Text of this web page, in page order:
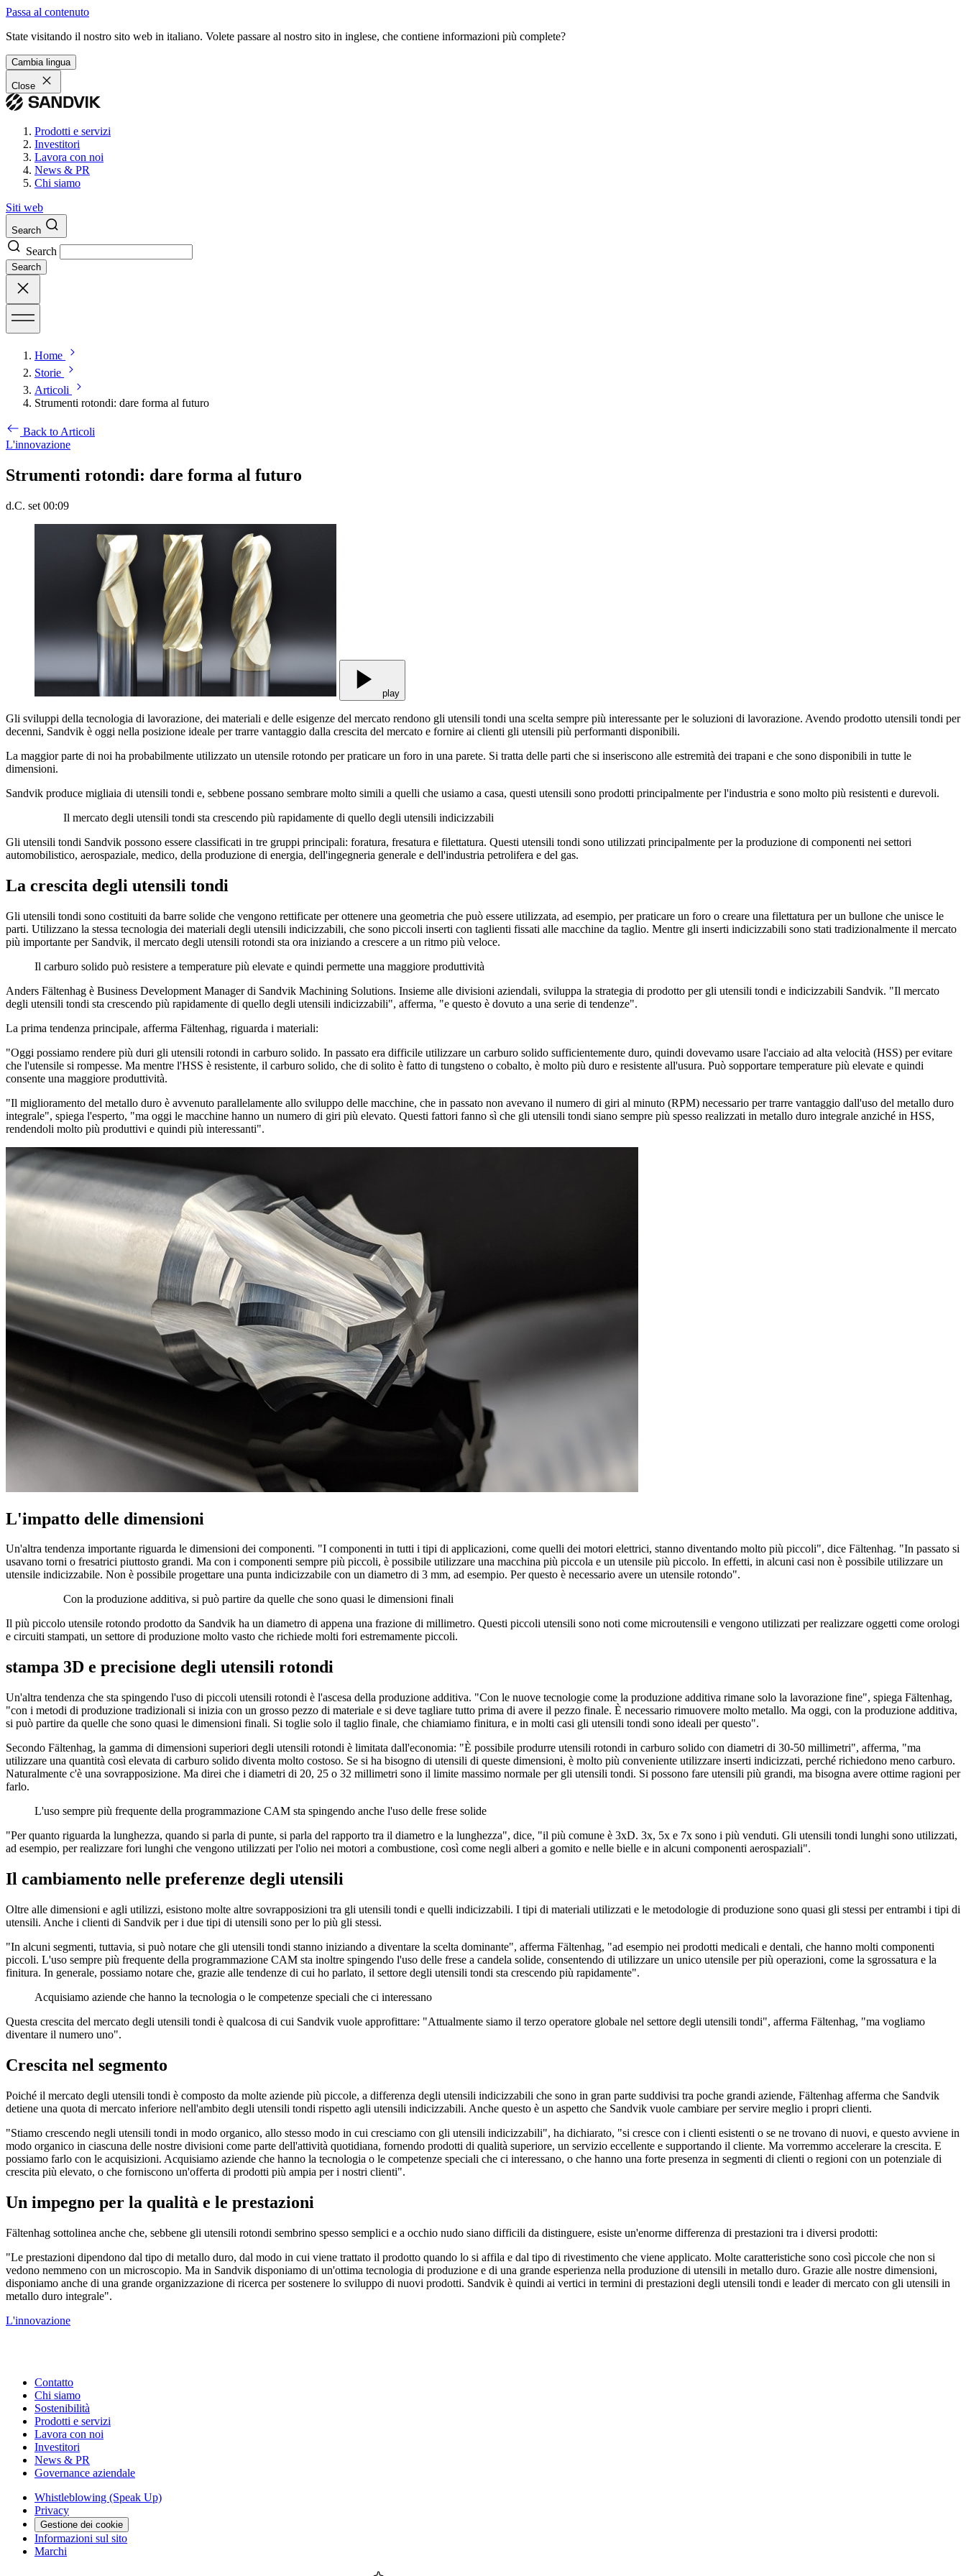
Passa al contenuto
State visitando il nostro sito web in italiano. Volete passare al nostro sito in inglese, che contiene informazioni più complete?
Cambia lingua
Close
Prodotti e servizi
Investitori
Lavora con noi
News & PR
Chi siamo
Siti web
Search
Search
Search
Home
Storie
Articoli
Strumenti rotondi: dare forma al futuro
Back to Articoli
L'innovazione
Strumenti rotondi: dare forma al futuro
d.C. set 00:09
play
Gli sviluppi della tecnologia di lavorazione, dei materiali e delle esigenze del mercato rendono gli utensili tondi una scelta sempre più interessante per le soluzioni di lavorazione. Avendo prodotto utensili tondi per
decenni, Sandvik è oggi nella posizione ideale per trarre vantaggio dalla crescita del mercato e fornire ai clienti gli utensili più performanti disponibili.
La maggior parte di noi ha probabilmente utilizzato un utensile rotondo per praticare un foro in una parete. Si tratta delle parti che si inseriscono alle estremità dei trapani e che sono disponibili in tutte le
dimensioni.
Sandvik produce migliaia di utensili tondi e, sebbene possano sembrare molto simili a quelli che usiamo a casa, questi utensili sono prodotti principalmente per l'industria e sono molto più resistenti e durevoli.
Il mercato degli utensili tondi sta crescendo più rapidamente di quello degli utensili indicizzabili
Gli utensili tondi Sandvik possono essere classificati in tre gruppi principali: foratura, fresatura e filettatura. Questi utensili tondi sono utilizzati principalmente per la produzione di componenti nei settori
automobilistico, aerospaziale, medico, della produzione di energia, dell'ingegneria generale e dell'industria petrolifera e del gas.
La crescita degli utensili tondi
Gli utensili tondi sono costituiti da barre solide che vengono rettificate per ottenere una geometria che può essere utilizzata, ad esempio, per praticare un foro o creare una filettatura per un bullone che unisce le
parti. Utilizzano la stessa tecnologia dei materiali degli utensili indicizzabili, che sono piccoli inserti con taglienti fissati alle macchine da taglio. Mentre gli inserti indicizzabili sono stati tradizionalmente il mercato
più importante per Sandvik, il mercato degli utensili rotondi sta ora iniziando a crescere a un ritmo più veloce.
Il carburo solido può resistere a temperature più elevate e quindi permette una maggiore produttività
Anders Fältenhag è Business Development Manager di Sandvik Machining Solutions. Insieme alle divisioni aziendali, sviluppa la strategia di prodotto per gli utensili tondi e indicizzabili Sandvik. "Il mercato
degli utensili tondi sta crescendo più rapidamente di quello degli utensili indicizzabili", afferma, "e questo è dovuto a una serie di tendenze".
La prima tendenza principale, afferma Fältenhag, riguarda i materiali:
"Oggi possiamo rendere più duri gli utensili rotondi in carburo solido. In passato era difficile utilizzare un carburo solido sufficientemente duro, quindi dovevamo usare l'acciaio ad alta velocità (HSS) per evitare
che l'utensile si rompesse. Ma mentre l'HSS è resistente, il carburo solido, che di solito è fatto di tungsteno o cobalto, è molto più duro e resistente all'usura. Può sopportare temperature più elevate e quindi
consente una maggiore produttività.
"Il miglioramento del metallo duro è avvenuto parallelamente allo sviluppo delle macchine, che in passato non avevano il numero di giri al minuto (RPM) necessario per trarre vantaggio dall'uso del metallo duro
integrale", spiega l'esperto, "ma oggi le macchine hanno un numero di giri più elevato. Questi fattori fanno sì che gli utensili tondi siano sempre più spesso realizzati in metallo duro integrale anziché in HSS,
rendendoli molto più produttivi e quindi più interessanti".
L'impatto delle dimensioni
Un'altra tendenza importante riguarda le dimensioni dei componenti. "I componenti in tutti i tipi di applicazioni, come quelli dei motori elettrici, stanno diventando molto più piccoli", dice Fältenhag. "In passato si
usavano torni o fresatrici piuttosto grandi. Ma con i componenti sempre più piccoli, è possibile utilizzare una macchina più piccola e un utensile più piccolo. In effetti, in alcuni casi non è possibile utilizzare un
utensile indicizzabile. Non è possibile progettare una punta indicizzabile con un diametro di 3 mm, ad esempio. Per questo è necessario avere un utensile rotondo".
Con la produzione additiva, si può partire da quelle che sono quasi le dimensioni finali
Il più piccolo utensile rotondo prodotto da Sandvik ha un diametro di appena una frazione di millimetro. Questi piccoli utensili sono noti come microutensili e vengono utilizzati per realizzare oggetti come orologi
e circuiti stampati, un settore di produzione molto vasto che richiede molti fori estremamente piccoli.
stampa 3D e precisione degli utensili rotondi
Un'altra tendenza che sta spingendo l'uso di piccoli utensili rotondi è l'ascesa della produzione additiva. "Con le nuove tecnologie come la produzione additiva rimane solo la lavorazione fine", spiega Fältenhag,
"con i metodi di produzione tradizionali si inizia con un grosso pezzo di materiale e si deve tagliare tutto prima di avere il pezzo finale. È necessario rimuovere molto metallo. Ma oggi, con la produzione additiva,
si può partire da quelle che sono quasi le dimensioni finali. Si toglie solo il taglio finale, che chiamiamo finitura, e in molti casi gli utensili tondi sono ideali per questo".
Secondo Fältenhag, la gamma di dimensioni superiori degli utensili rotondi è limitata dall'economia: "È possibile produrre utensili rotondi in carburo solido con diametri di 30-50 millimetri", afferma, "ma
utilizzare una quantità così elevata di carburo solido diventa molto costoso. Se si ha bisogno di utensili di queste dimensioni, è molto più conveniente utilizzare inserti indicizzati, perché richiedono meno carburo.
Naturalmente c'è una sovrapposizione. Ma direi che i diametri di 20, 25 o 32 millimetri sono il limite massimo normale per gli utensili tondi. Si possono fare utensili più grandi, ma bisogna avere ottime ragioni per
farlo.
L'uso sempre più frequente della programmazione CAM sta spingendo anche l'uso delle frese solide
"Per quanto riguarda la lunghezza, quando si parla di punte, si parla del rapporto tra il diametro e la lunghezza", dice, "il più comune è 3xD. 3x, 5x e 7x sono i più venduti. Gli utensili tondi lunghi sono utilizzati,
ad esempio, per realizzare fori lunghi che vengono utilizzati per l'olio nei motori a combustione, così come negli alberi a gomito e nelle bielle e in alcuni componenti aerospaziali".
Il cambiamento nelle preferenze degli utensili
Oltre alle dimensioni e agli utilizzi, esistono molte altre sovrapposizioni tra gli utensili tondi e quelli indicizzabili. I tipi di materiali utilizzati e le metodologie di produzione sono quasi gli stessi per entrambi i tipi di
utensili. Anche i clienti di Sandvik per i due tipi di utensili sono per lo più gli stessi.
"In alcuni segmenti, tuttavia, si può notare che gli utensili tondi stanno iniziando a diventare la scelta dominante", afferma Fältenhag, "ad esempio nei prodotti medicali e dentali, che hanno molti componenti
piccoli. L'uso sempre più frequente della programmazione CAM sta inoltre spingendo l'uso delle frese a candela solide, consentendo di utilizzare un unico utensile per più operazioni, come la sgrossatura e la
finitura. In generale, possiamo notare che, grazie alle tendenze di cui ho parlato, il settore degli utensili tondi sta crescendo più rapidamente".
Acquisiamo aziende che hanno la tecnologia o le competenze speciali che ci interessano
Questa crescita del mercato degli utensili tondi è qualcosa di cui Sandvik vuole approfittare: "Attualmente siamo il terzo operatore globale nel settore degli utensili tondi", afferma Fältenhag, "ma vogliamo
diventare il numero uno".
Crescita nel segmento
Poiché il mercato degli utensili tondi è composto da molte aziende più piccole, a differenza degli utensili indicizzabili che sono in gran parte suddivisi tra poche grandi aziende, Fältenhag afferma che Sandvik
detiene una quota di mercato inferiore nell'ambito degli utensili tondi rispetto agli utensili indicizzabili. Anche questo è un aspetto che Sandvik vuole cambiare per servire meglio i propri clienti.
"Stiamo crescendo negli utensili tondi in modo organico, allo stesso modo in cui cresciamo con gli utensili indicizzabili", ha dichiarato, "si cresce con i clienti esistenti o se ne trovano di nuovi, e questo avviene in
modo organico in ciascuna delle nostre divisioni come parte dell'attività quotidiana, fornendo prodotti di qualità superiore, un servizio eccellente e supportando il cliente. Ma vorremmo accelerare la crescita. E
possiamo farlo con le acquisizioni. Acquisiamo aziende che hanno la tecnologia o le competenze speciali che ci interessano, o che hanno una forte presenza in segmenti di clienti o regioni con un potenziale di
crescita più elevato, o che forniscono un'offerta di prodotti più ampia per i nostri clienti".
Un impegno per la qualità e le prestazioni
Fältenhag sottolinea anche che, sebbene gli utensili rotondi sembrino spesso semplici e a occhio nudo siano difficili da distinguere, esiste un'enorme differenza di prestazioni tra i diversi prodotti:
"Le prestazioni dipendono dal tipo di metallo duro, dal modo in cui viene trattato il prodotto quando lo si affila e dal tipo di rivestimento che viene applicato. Molte caratteristiche sono così piccole che non si
vedono nemmeno con un microscopio. Ma in Sandvik disponiamo di un'ottima tecnologia di produzione e di una grande esperienza nella produzione di utensili in metallo duro. Grazie alle nostre dimensioni,
disponiamo anche di una grande organizzazione di ricerca per sostenere lo sviluppo di nuovi prodotti. Sandvik è quindi ai vertici in termini di prestazioni degli utensili tondi e leader di mercato con gli utensili in
metallo duro integrale".
L'innovazione
Contatto
Chi siamo
Sostenibilità
Prodotti e servizi
Lavora con noi
Investitori
News & PR
Governance aziendale
Whistleblowing (Speak Up)
Privacy
Gestione dei cookie
Informazioni sul sito
Marchi